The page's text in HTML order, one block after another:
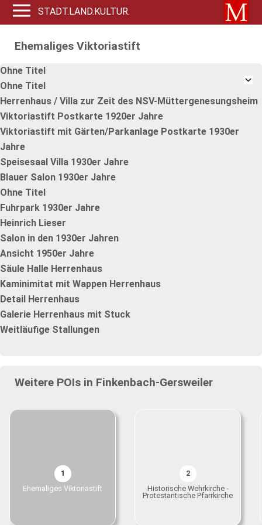
STADT.LAND.KULTUR.
Ehemaliges Viktoriastift
Ohne Titel
Ohne Titel
Herrenhaus / Villa zur Zeit des NSV-Müttergenesungsheim
Viktoriastift Postkarte 1920er Jahre
Viktoriastift mit Gärten/Parkanlage Postkarte 1930er
Jahre
Speisesaal Villa 1930er Jahre
Blauer Salon 1930er Jahre
Ohne Titel
Fuhrpark 1930er Jahre
Heinrich Lieser
Salon in den 1930er Jahren
Ansicht 1950er Jahre
Säule Halle Herrenhaus
Kaminimitat mit Wappen Herrenhaus
Detail Herrenhaus
Galerie Herrenhaus mit Stuck
Weitläufige Stallungen
Weitere POIs in Finkenbach-Gersweiler
1
Ehemaliges Viktoriastift
2
Historische Wehrkirche -
Protestantische Pfarrkirche